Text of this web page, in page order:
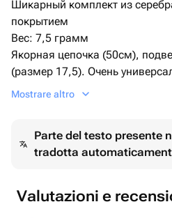
Шикарный комплект из
покрытием
Вес: 7,5 грамм
Якорная цепочка (50см),
(размер 17,5). Очень
отличным подарком и
Mostrare altro
Parte del testo presente
tradotta
Valutazioni e